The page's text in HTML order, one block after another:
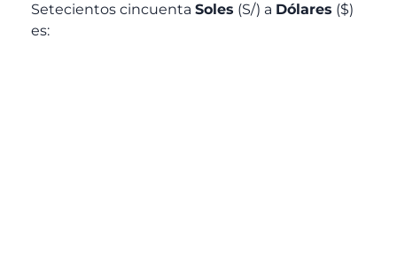
Setecientos cincuenta Soles (S/) a Dólares ($)
es: